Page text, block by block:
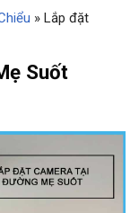
» Lắp đặt
Suốt